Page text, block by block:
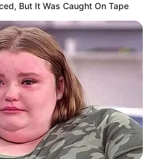
But It Was Caught On Tape